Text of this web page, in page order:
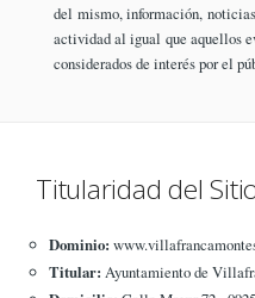
del mismo, información,
actividad al igual que aquellos
considerados de interés por el
Titularidad del
Dominio:
Titular: Ayuntamiento de